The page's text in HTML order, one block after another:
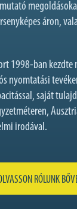
áron,
1998-ban
nyomtatási
saját
irodával.
RÓLUNK